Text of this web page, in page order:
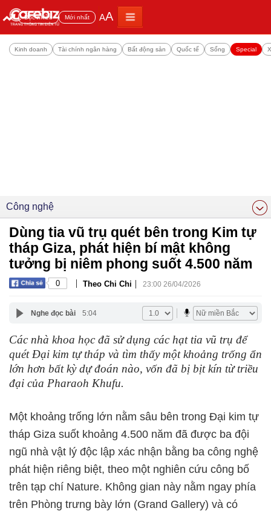
Đọc nhiều Mới nhất AA
Kinh doanh Tài chính ngân hàng Bất động sản Quốc tế Sống Special
Công nghệ
Dùng tia vũ trụ quét bên trong Kim tự
tháp Giza, phát hiện bí mật không
tưởng bị niêm phong suốt 4.500 năm
0 | Theo Chi Chi | 23:00 26/04/2026
Nghe đọc bài 5:04
Các nhà khoa học đã sử dụng các hạt tia vũ trụ để
quét Đại kim tự tháp và tìm thấy một khoảng trống ẩn
lớn hơn bất kỳ dự đoán nào, vốn đã bị bịt kín từ triều
đại của Pharaoh Khufu.
Một khoảng trống lớn nằm sâu bên trong Đại kim tự
tháp Giza suốt khoảng 4.500 năm đã được ba đội
ngũ nhà vật lý độc lập xác nhận bằng ba công nghệ
phát hiện riêng biệt, theo một nghiên cứu công bố
trên tạp chí Nature. Không gian này nằm ngay phía
trên Phòng trưng bày lớn (Grand Gallery) và có